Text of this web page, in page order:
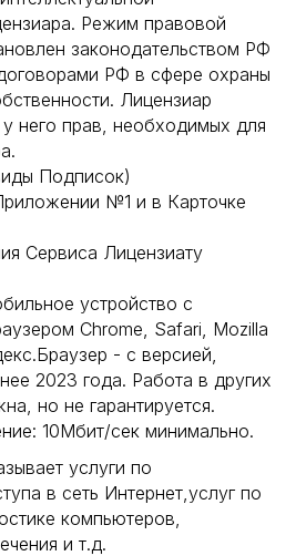
Режим правовой
законодательством РФ
РФ в сфере охраны
Лицензиар
у него прав, необходимых для
Подписок)
№1 и в Карточке
Сервиса Лицензиату
устройство c
Chrome, Safari, Mozilla
- с версией,
2023 года. Работа в других
но не гарантируется.
10Мбит/сек минимально.
услуги по
в сеть Интернет,услуг по
компьютеров,
и т.д.